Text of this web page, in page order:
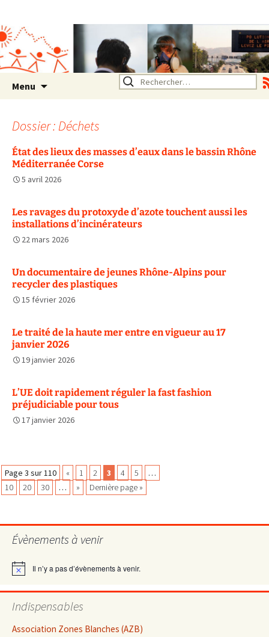
Rhône Alpes
Un environnement sain pour
la santé de tous
Menu Rechercher :
Dossier : Déchets
État des lieux des masses d’eaux dans le bassin Rhône
Méditerranée Corse
5 avril 2026
Les ravages du protoxyde d’azote touchent aussi les
installations d’incinérateurs
22 mars 2026
Un documentaire de jeunes Rhône-Alpins pour
recycler des plastiques
15 février 2026
Le traité de la haute mer entre en vigueur au 17
janvier 2026
19 janvier 2026
L’UE doit rapidement réguler la fast fashion
préjudiciable pour tous
17 janvier 2026
Navigation
des
articles
Page 3 sur 110 « 1 2 3 4 5
…
10
20 30 … » Dernière page »
Évènements à venir
Notice Il n’y a pas d’évènements à venir.
Indispensables
Association Zones Blanches (AZB)